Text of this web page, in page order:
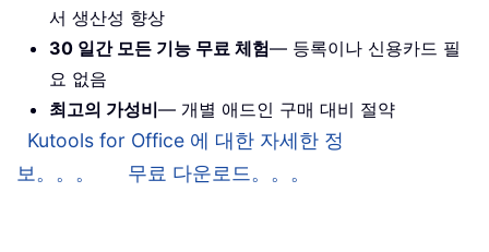
서 생산성 향상
30 일간 모든 기능 무료 체험— 등록이나 신용카드 필
요 없음
최고의 가성비— 개별 애드인 구매 대비 절약
Kutools for Office 에 대한 자세한 정
보。。。
무료 다운로드。。。